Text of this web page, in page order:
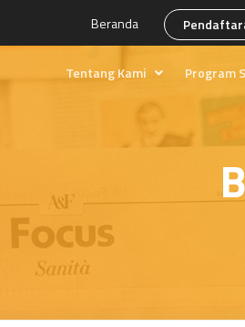
Beranda
Tentang Kami
Kebijakan Mutu
Fasilitas Pendidikan
Yayasan Rumah Edukasi Tempo
Program